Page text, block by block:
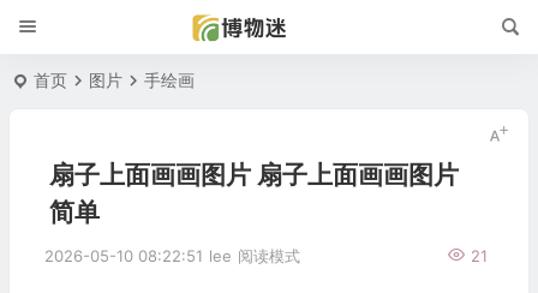
首页 图片 手绘画
扇子上面画画图片 扇子上面画画图片
简单
2026-05-10 08:22:51 lee 21
阅读模式